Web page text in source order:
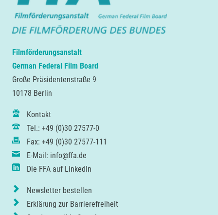
Filmförderungsanstalt
German Federal Film Board
Große Präsidentenstraße 9
10178 Berlin
Kontakt
Tel.: +49 (0)30 27577-0
Fax: +49 (0)30 27577-111
E-Mail: info@ffa.de
Die FFA auf LinkedIn
Newsletter bestellen
Erklärung zur Barrierefreiheit